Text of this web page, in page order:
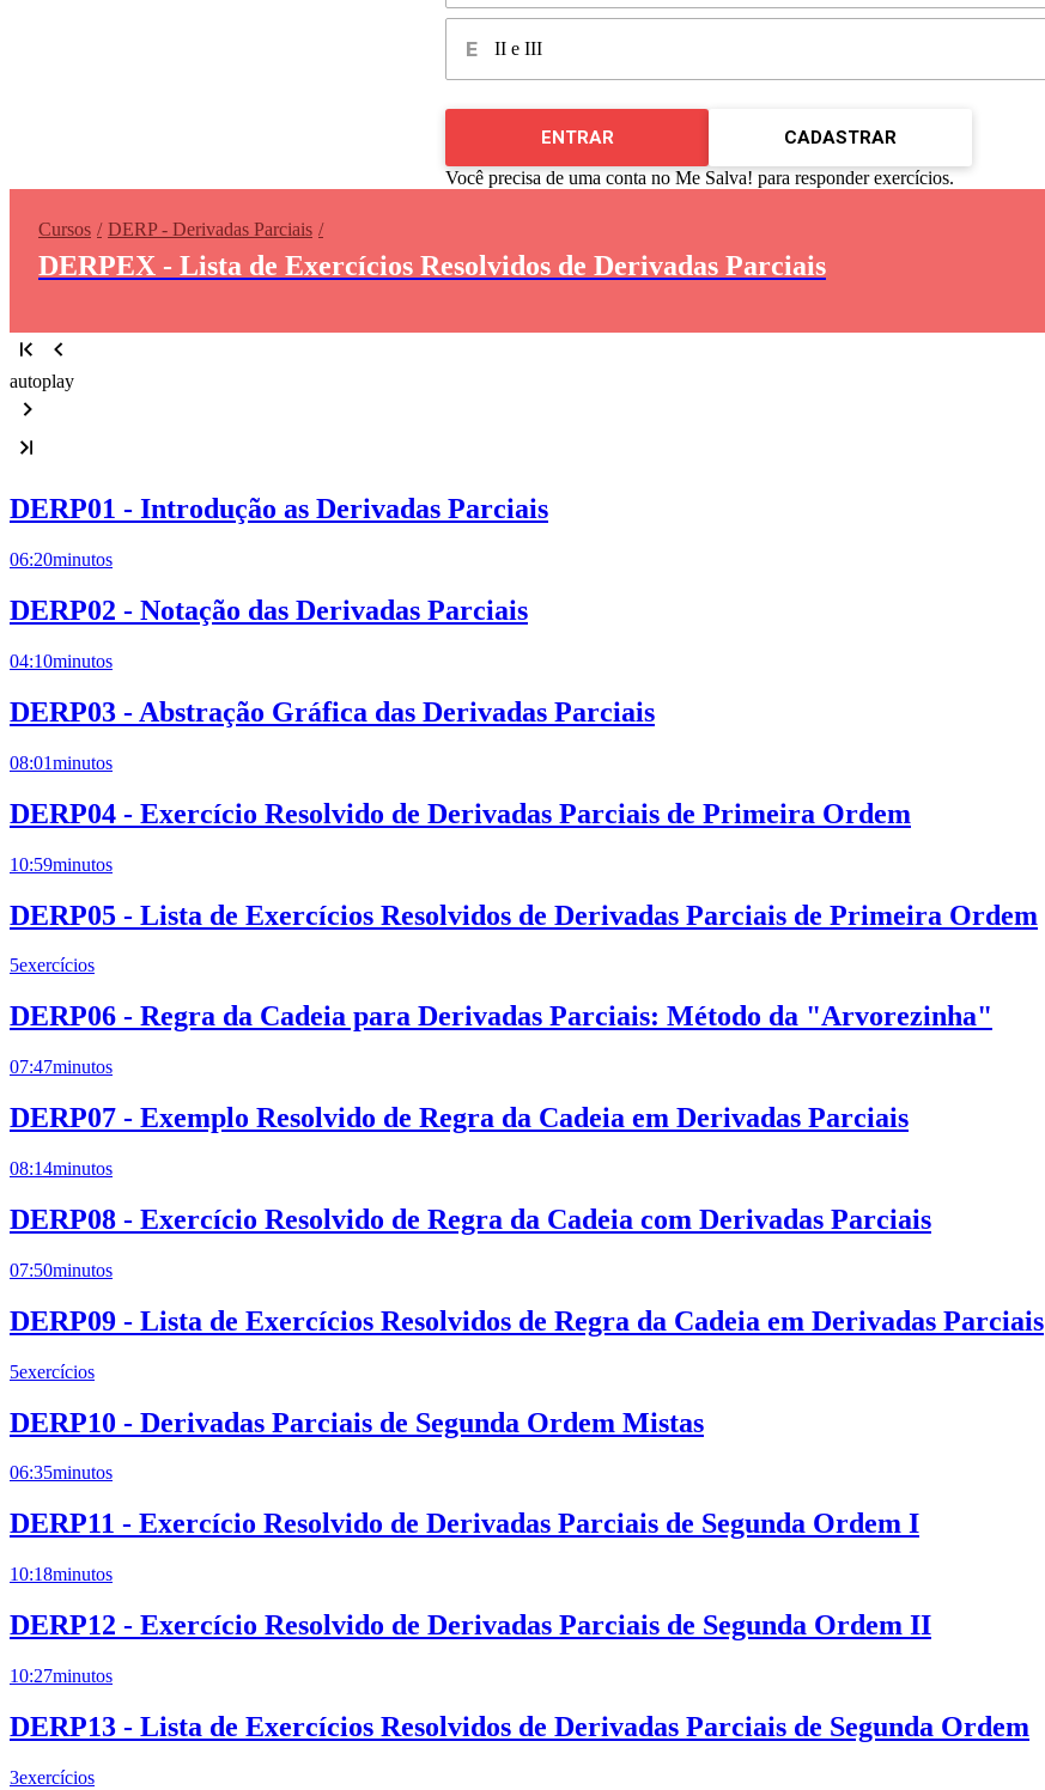
II e III
ENTRAR CADASTRAR
Você precisa de uma conta no Me Salva! para responder exercícios.
Cursos DERP - Derivadas Parciais
DERPEX - Lista de Exercícios Resolvidos de Derivadas Parciais
autoplay
DERP01 - Introdução as Derivadas Parciais
06:20minutos
DERP02 - Notação das Derivadas Parciais
04:10minutos
DERP03 - Abstração Gráfica das Derivadas Parciais
08:01minutos
DERP04 - Exercício Resolvido de Derivadas Parciais de Primeira Ordem
10:59minutos
DERP05 - Lista de Exercícios Resolvidos de Derivadas Parciais de Primeira Ordem
5exercícios
DERP06 - Regra da Cadeia para Derivadas Parciais: Método da "Arvorezinha"
07:47minutos
DERP07 - Exemplo Resolvido de Regra da Cadeia em Derivadas Parciais
08:14minutos
DERP08 - Exercício Resolvido de Regra da Cadeia com Derivadas Parciais
07:50minutos
DERP09 - Lista de Exercícios Resolvidos de Regra da Cadeia em Derivadas Parciais
5exercícios
DERP10 - Derivadas Parciais de Segunda Ordem Mistas
06:35minutos
DERP11 - Exercício Resolvido de Derivadas Parciais de Segunda Ordem I
10:18minutos
DERP12 - Exercício Resolvido de Derivadas Parciais de Segunda Ordem II
10:27minutos
DERP13 - Lista de Exercícios Resolvidos de Derivadas Parciais de Segunda Ordem
3exercícios